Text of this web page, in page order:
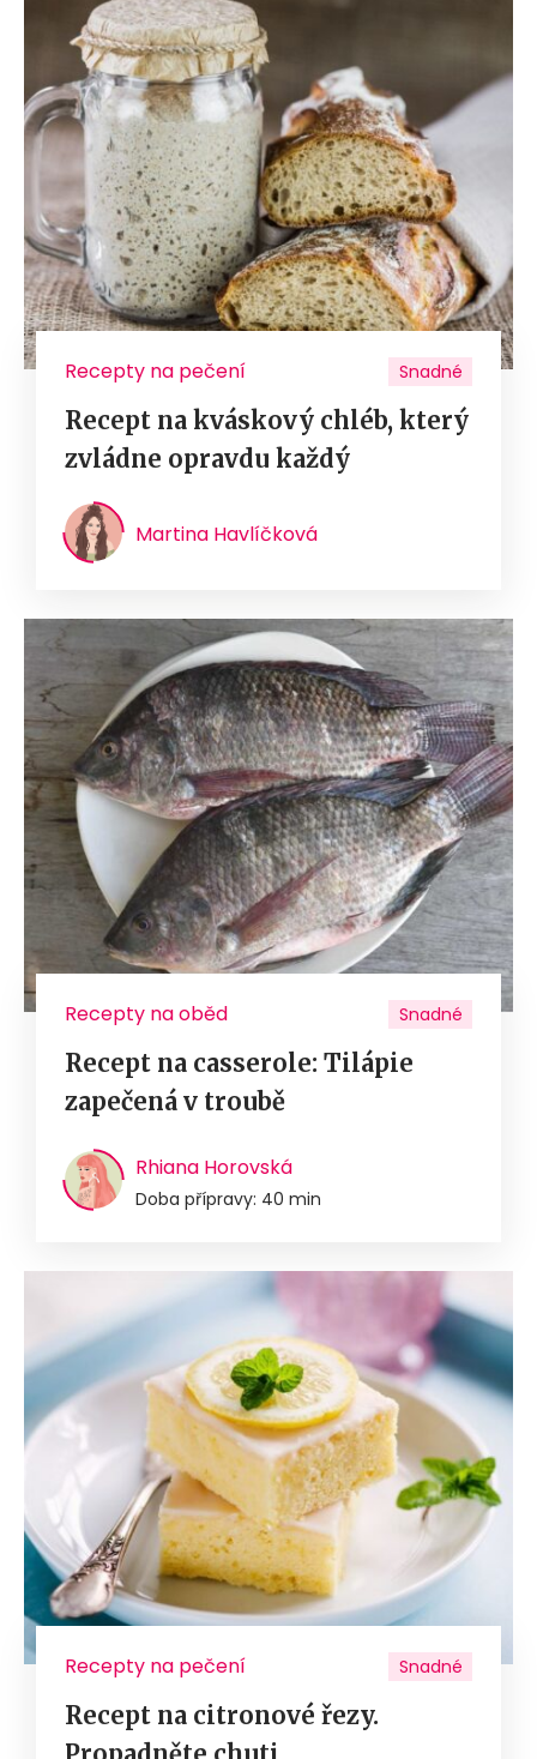
Recepty na pečení Snadné
Recept na kváskový chléb, který
zvládne opravdu každý
Martina Havlíčková
Recepty na oběd Snadné
Recept na casserole: Tilápie
zapečená v troubě
Rhiana Horovská
Doba přípravy: 40 min
Recepty na pečení Snadné
Recept na citronové řezy.